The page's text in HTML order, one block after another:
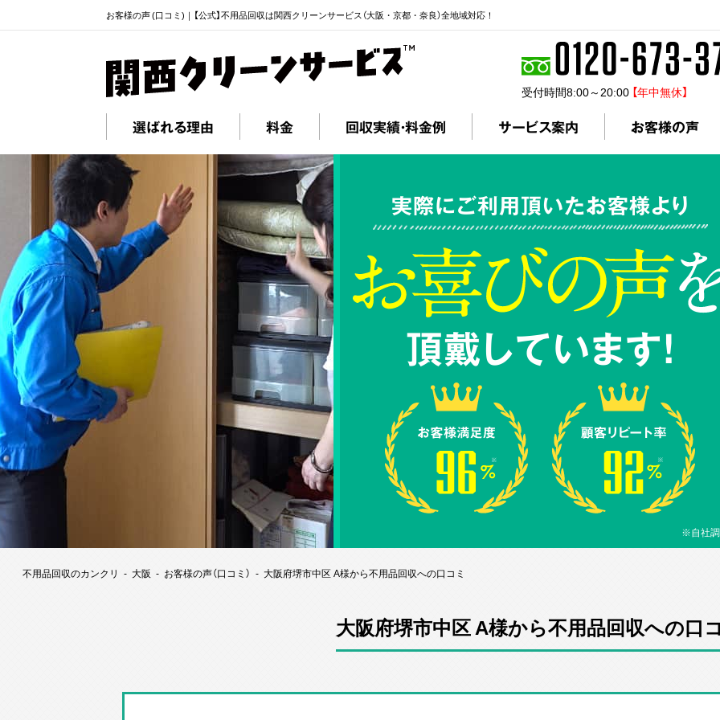
お客様の声 (口コミ)｜【公式】不用品回収は関西クリーンサービス（大阪・京都・奈良）全地域対応！
受付時間8:00～20:00 【年中無休】
選ばれる理由 料金 回収実績・料金例 サービス案内 お客様の声
実際にご利用頂いたお客様より
頂戴しています!
※自社
不用品回収のカンクリ 大阪 お客様の声（口コミ） 大阪府堺市中区 A様から不用品回収への口コミ
大阪府堺市中区 A様から不用品回収への口